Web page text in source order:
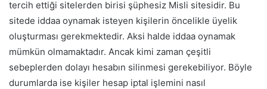
tercih ettiği sitelerden birisi şüphesiz Misli sitesidir. Bu
sitede iddaa oynamak isteyen kişilerin öncelikle üyelik
oluşturması gerekmektedir. Aksi halde iddaa oynamak
mümkün olmamaktadır. Ancak kimi zaman çeşitli
sebeplerden dolayı hesabın silinmesi gerekebiliyor. Böyle
durumlarda ise kişiler hesap iptal işlemini nasıl